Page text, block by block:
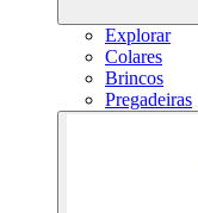
Explorar
Colares
Brincos
Pregadeiras